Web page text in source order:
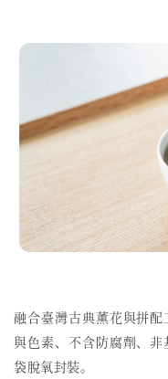
融合臺灣古典薰花與拼配
與色素、不含防腐劑、
袋脫氧封裝。